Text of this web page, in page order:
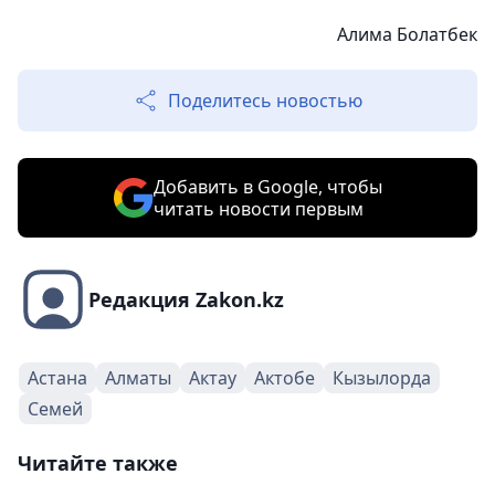
Алима Болатбек
Поделитесь новостью
Добавить в Google, чтобы
читать новости первым
Редакция Zakon.kz
Астана Алматы Актау Актобе
Кызылорда
Семей
Читайте также